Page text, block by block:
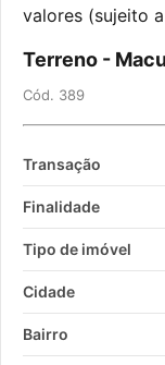
valores (sujeito
Terreno -
Cód. 389
Transação
Finalidade
Tipo de imóvel
Cidade
Bairro